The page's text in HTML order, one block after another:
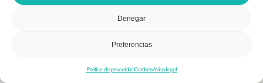
Denegar
Preferencias
Cookies
Política de privacidad Aviso legal